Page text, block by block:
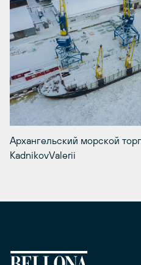
Архангельский морской
KadnikovValerii